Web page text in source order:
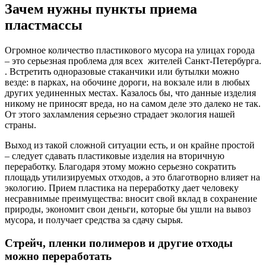
Зачем нужны пункты приема
пластмассы
Огромное количество пластикового мусора на улицах города
– это серьезная проблема для всех жителей Санкт-Петербурга.
. Встретить одноразовые стаканчики или бутылки можно
везде: в парках, на обочине дороги, на вокзале или в любых
других уединенных местах. Казалось бы, что данные изделия
никому не приносят вреда, но на самом деле это далеко не так.
От этого захламления серьезно страдает экология нашей
страны.
Выход из такой сложной ситуации есть, и он крайне простой
– следует сдавать пластиковые изделия на вторичную
переработку. Благодаря этому можно серьезно сократить
площадь утилизируемых отходов, а это благотворно влияет на
экологию. Прием пластика на переработку дает человеку
несравнимые преимущества: вносит свой вклад в сохранение
природы, экономит свои деньги, которые бы ушли на вывоз
мусора, и получает средства за сдачу сырья.
Стрейч, пленки полимеров и другие отходы
можно переработать